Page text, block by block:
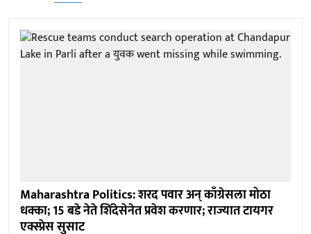
Maharashtra Politics: शरद पवार अन् काँग्रेसला मोठा
धक्का; 15 बडे नेते शिंदेसेनेत प्रवेश करणार; राज्यात टायगर
एक्स्प्रेस सुसाट